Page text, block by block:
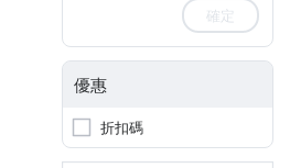
確定
優惠
折扣碼